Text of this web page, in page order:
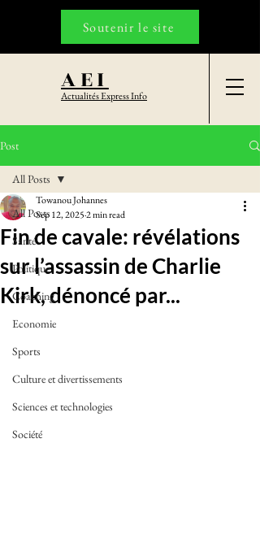
AEI
Actualités Express Info
Soutenir le site
Post
All Posts
Santé
Politique
Coaching
Economie
Sports
Culture et divertissements
Sciences et technologies
Société
All Posts
Fin de cavale: révélations
sur l’assassin de Charlie
Kirk, dénoncé par...
Towanou Johannes
Sep 12, 20252 min read